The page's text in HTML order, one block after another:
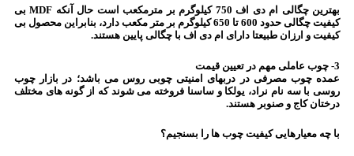
بهترین چگالی ام دی اف 750 کیلوگرم بر مترمکعب است حال آنکه MDF بی
کیفیت چگالی حدود 600 تا 650 کیلوگرم بر متر مکعب دارد، بنابراین محصول بی
کیفیت و ارزان طبیعتا دارای ام دی اف با چگالی پایین هستند.
3- چوب عاملی مهم در تعیین قیمت
عمده چوب مصرفی در دربهای امنیتی چوبی روس می باشد؛ در بازار چوب
روسی با سه نام نراد، یولکا و ساسنا فروخته می شوند که از گونه های مختلف
درختان کاج و صنوبر هستند.
با چه معیارهایی کیفیت چوب ها را بسنجیم؟